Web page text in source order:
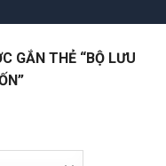
GẮN THẺ “BỘ LƯU